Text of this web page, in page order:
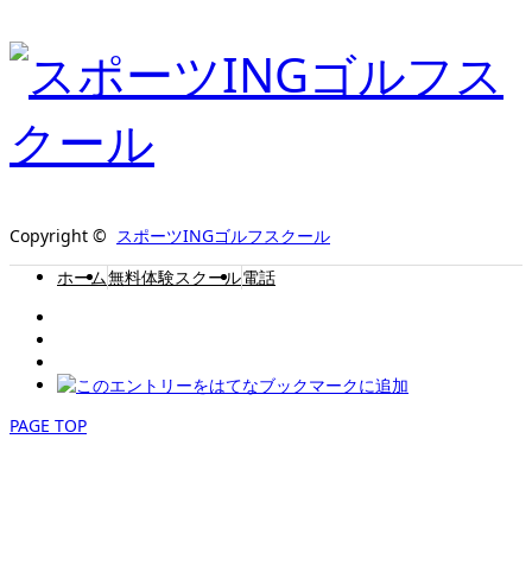
Copyright © スポーツINGゴルフスクール
ホーム無料体験スクール電話
PAGE TOP